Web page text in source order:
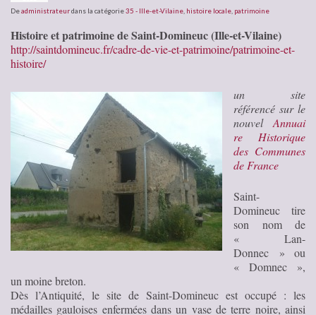
Deadministrateurdans la catégorie35 - Ille-et-Vilaine histoire locale patrimoine
Histoire et patrimoine de Saint-Domineuc (Ille-et-Vilaine)
http://saintdomineuc.fr/cadre-de-vie-et-patrimoine/patrimoine-et-
histoire/
un site
référencé sur le
nouvel Annuai
re Historique
des Communes
de France
Saint-
Domineuc tire
son nom de
« Lan-
Donnec » ou
« Domnec »,
un moine breton.
Dès l’Antiquité, le site de Saint-Domineuc est occupé : les
médailles gauloises enfermées dans un vase de terre noire, ainsi